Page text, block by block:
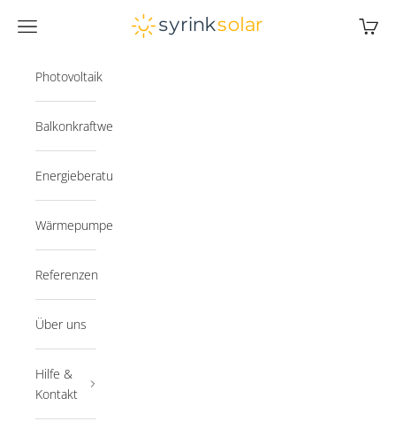
Syrink
Navigationsmenü öffnen
Photovoltaik
Balkonkraftwerk
Energieberatung
Wärmepumpe
Referenzen
Über uns
Hilfe &
Kontakt